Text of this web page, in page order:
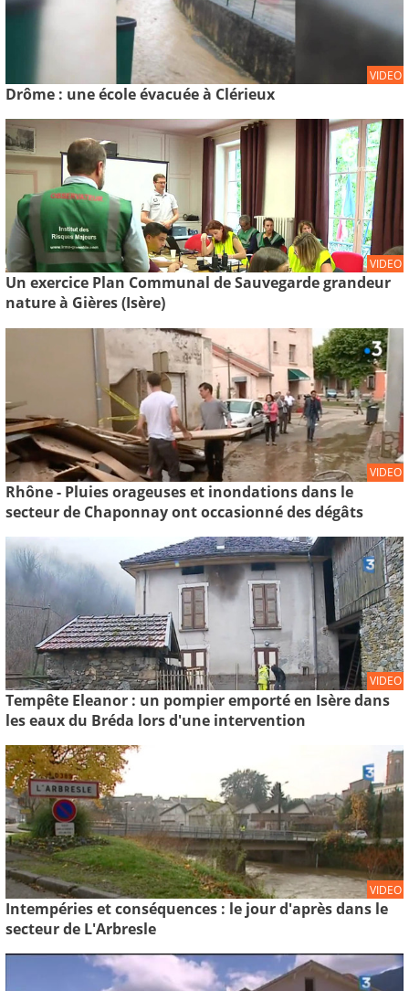
VIDEO
Drôme : une école évacuée à Clérieux
VIDEO
Un exercice Plan Communal de Sauvegarde grandeur
nature à Gières (Isère)
VIDEO
Rhône - Pluies orageuses et inondations dans le
secteur de Chaponnay ont occasionné des dégâts
VIDEO
Tempête Eleanor : un pompier emporté en Isère dans
les eaux du Bréda lors d'une intervention
VIDEO
Intempéries et conséquences : le jour d'après dans le
secteur de L'Arbresle